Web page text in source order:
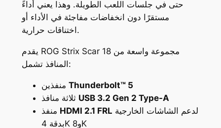
حتى في جلسات اللعب الطويلة. وهذا يعني أداءً
مستقرًا دون انخفاضات مفاجئة في الأداء أو
اختناقات حرارية.
يقدم ROG Strix Scar 18 مجموعة واسعة من
المنافذ تشمل:
Thunderbolt™ 5
ثلاثة منافذ USB 3.2 Gen 2 Type-A
HDMI 2.1 FRL
بدقة 4K و8K